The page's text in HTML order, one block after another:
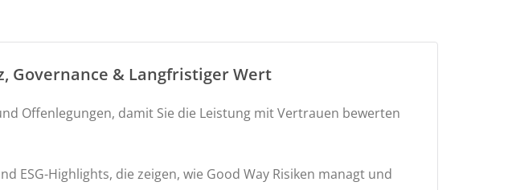
& Langfristiger Wert
Offenlegungen, damit Sie die Leistung mit Vertrauen bewerten
Highlights, die zeigen, wie Good Way Risiken managt und